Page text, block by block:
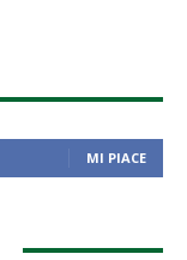
MI PIACE